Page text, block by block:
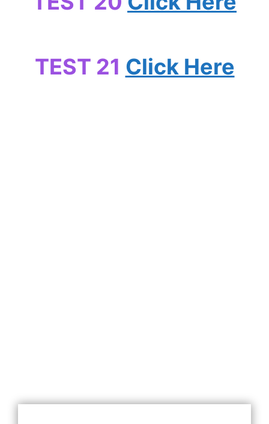
TEST 21 Click Here